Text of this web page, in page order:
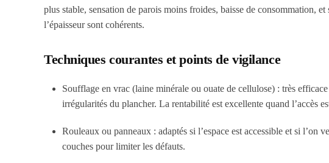
plus stable, sensation de parois moins froides, baisse de consommation,
l’épaisseur sont cohérents.
Techniques courantes et points de vigilance
Soufflage en vrac (laine minérale ou ouate de cellulose) : très
irrégularités du plancher. La rentabilité est excellente quand l’accès
Rouleaux ou panneaux : adaptés si l’espace est accessible et si l’on
couches pour limiter les défauts.